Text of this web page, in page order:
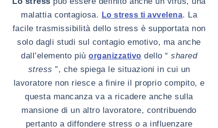
malattia contagiosa. Lo stress ti avvelena. La
facile trasmissibilità dello stress è supportata non
solo dagli studi sul contagio emotivo, ma anche
dall’elemento più organizzativo dello “ shared
stress ”, che spiega le situazioni in cui un
lavoratore non riesce a finire il proprio compito, e
questa mancanza va a ricadere anche sulla
mansione di un altro lavoratore, contribuendo
pertanto a diffondere stress o a influenzare